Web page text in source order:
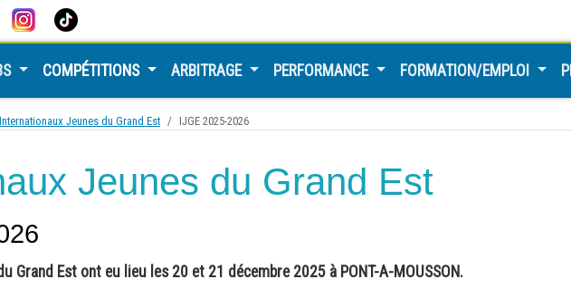
COMPÉTITIONS ARBITRAGE PERFORMANCE FORMATION/EMPLOI
Internationaux Jeunes du Grand Est IJGE 2025-2026
Jeunes du Grand Est
Grand Est ont eu lieu les 20 et 21 décembre 2025 à PONT-A-MOUSSON.